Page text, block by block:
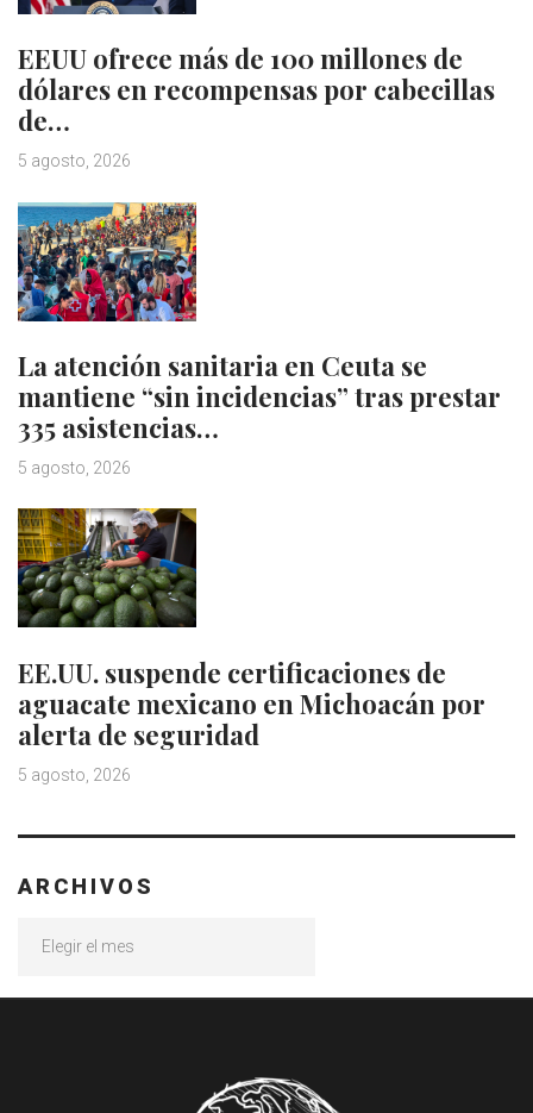
EEUU ofrece más de 100 millones de
dólares en recompensas por cabecillas
de…
5 agosto, 2026
La atención sanitaria en Ceuta se
mantiene “sin incidencias” tras prestar
335 asistencias…
5 agosto, 2026
EE.UU. suspende certificaciones de
aguacate mexicano en Michoacán por
alerta de seguridad
5 agosto, 2026
ARCHIVOS